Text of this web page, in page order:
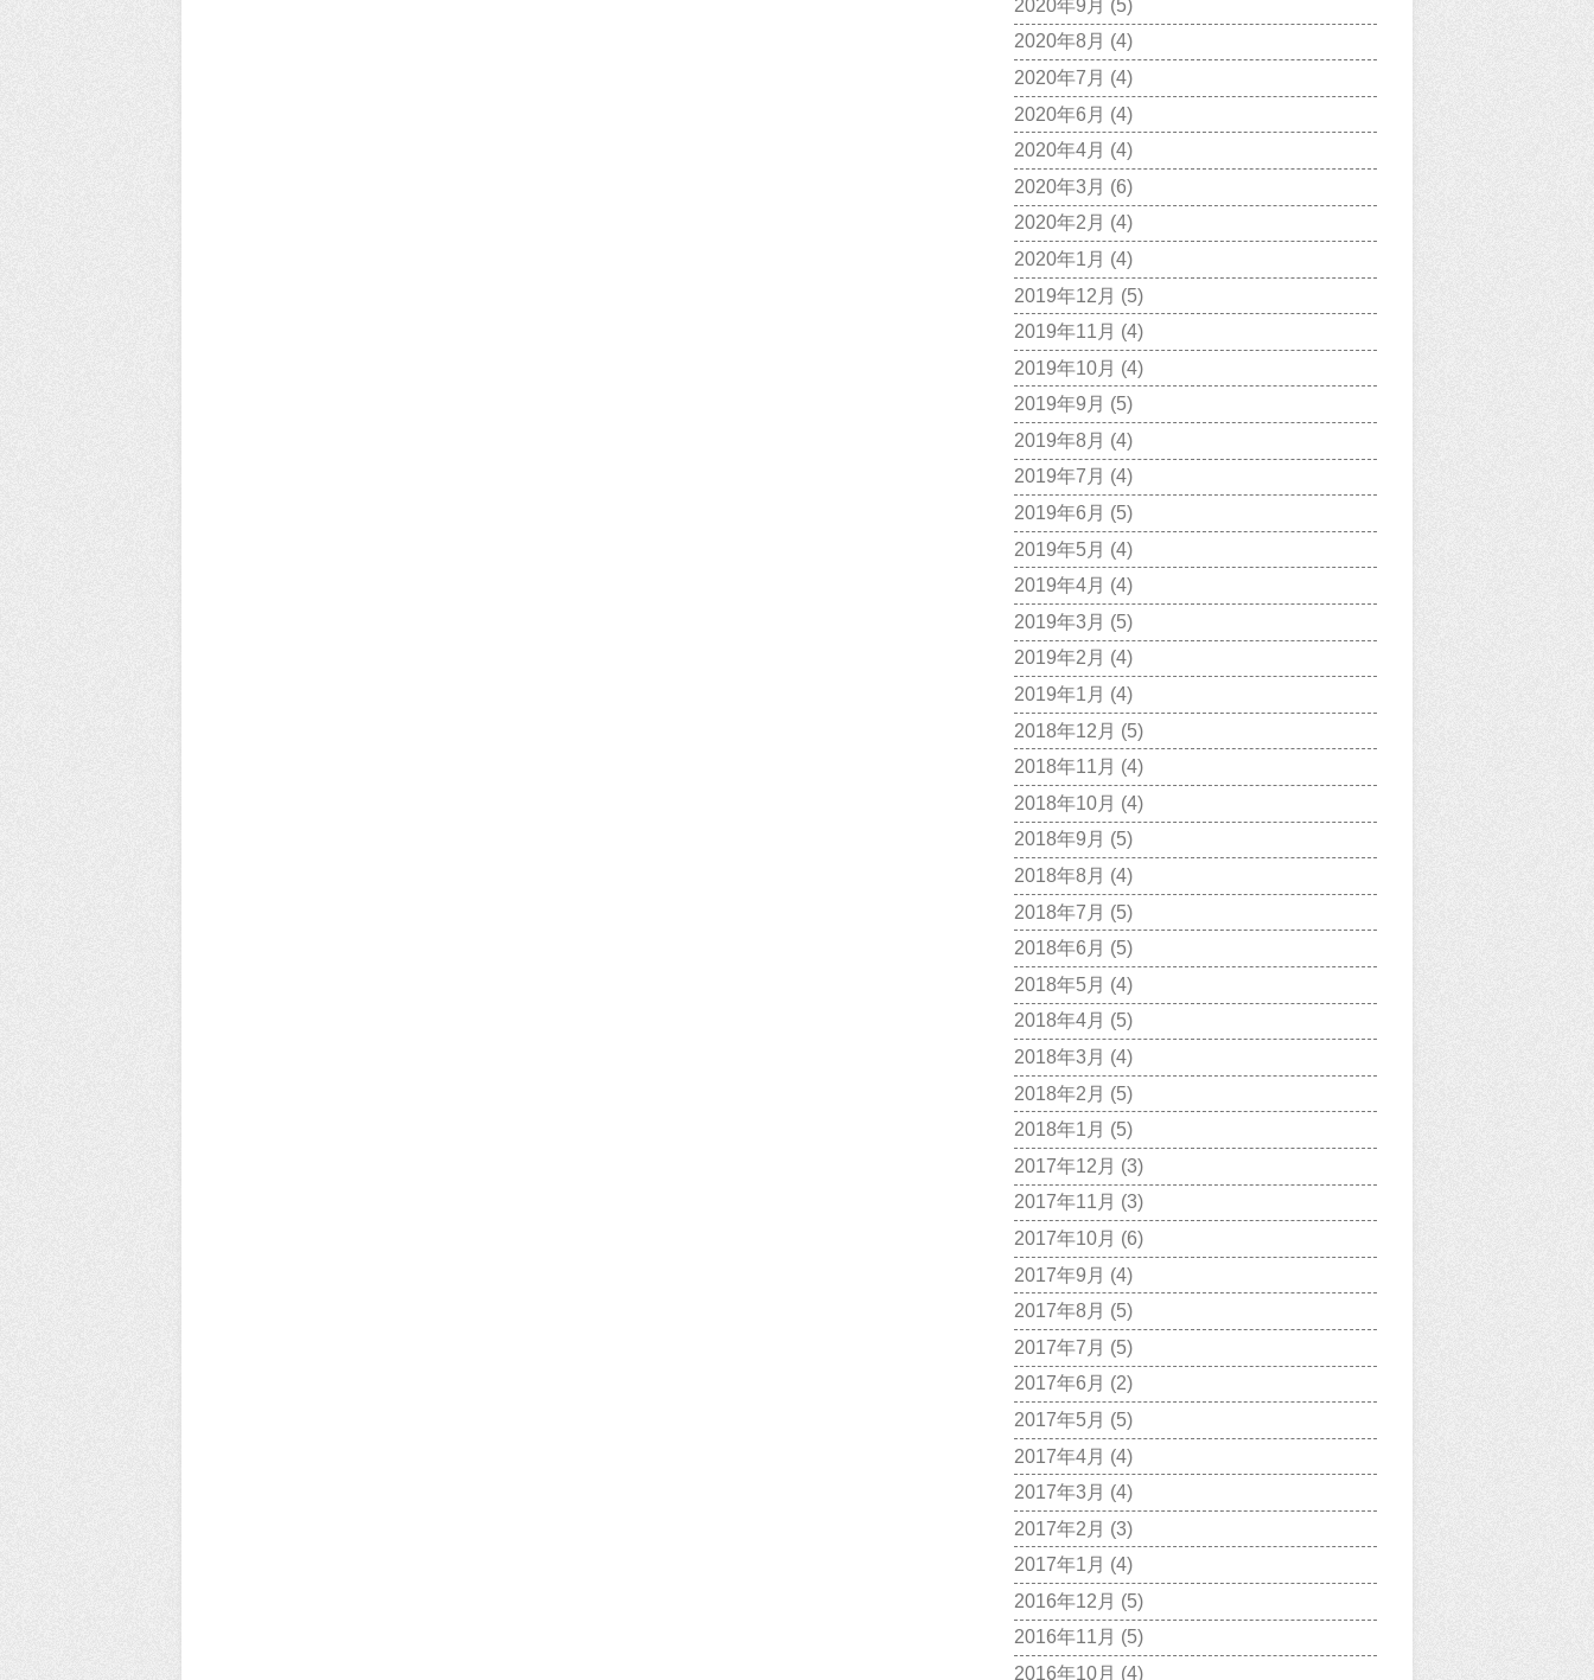
2020年9月 (5)
2020年8月 (4)
2020年7月 (4)
2020年6月 (4)
2020年4月 (4)
2020年3月 (6)
2020年2月 (4)
2020年1月 (4)
2019年12月 (5)
2019年11月 (4)
2019年10月 (4)
2019年9月 (5)
2019年8月 (4)
2019年7月 (4)
2019年6月 (5)
2019年5月 (4)
2019年4月 (4)
2019年3月 (5)
2019年2月 (4)
2019年1月 (4)
2018年12月 (5)
2018年11月 (4)
2018年10月 (4)
2018年9月 (5)
2018年8月 (4)
2018年7月 (5)
2018年6月 (5)
2018年5月 (4)
2018年4月 (5)
2018年3月 (4)
2018年2月 (5)
2018年1月 (5)
2017年12月 (3)
2017年11月 (3)
2017年10月 (6)
2017年9月 (4)
2017年8月 (5)
2017年7月 (5)
2017年6月 (2)
2017年5月 (5)
2017年4月 (4)
2017年3月 (4)
2017年2月 (3)
2017年1月 (4)
2016年12月 (5)
2016年11月 (5)
2016年10月 (4)